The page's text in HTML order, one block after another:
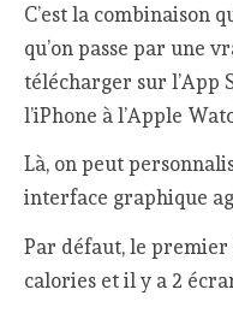
C’est la combinaison
qu’on passe par une
télécharger sur l’App
l’iPhone à l’Apple
Là, on peut
interface graphique
Par défaut, le premier
calories et il y a 2